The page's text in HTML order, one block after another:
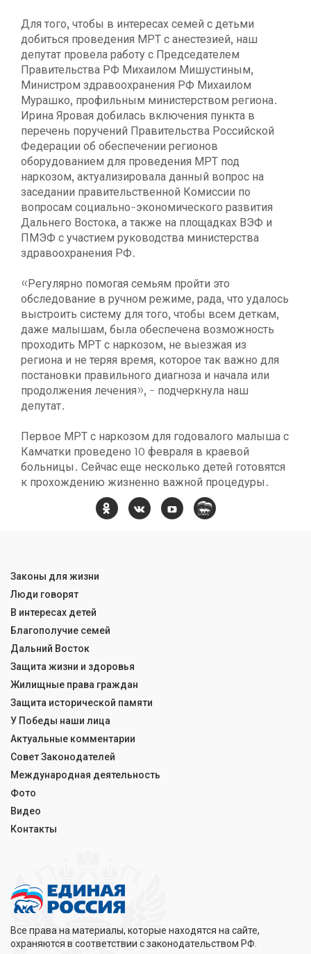
Для того, чтобы в интересах семей с детьми
добиться проведения МРТ с анестезией, наш
депутат провела работу с Председателем
Правительства РФ Михаилом Мишустиным,
Министром здравоохранения РФ Михаилом
Мурашко, профильным министерством региона.
Ирина Яровая добилась включения пункта в
перечень поручений Правительства Российской
Федерации об обеспечении регионов
оборудованием для проведения МРТ под
наркозом, актуализировала данный вопрос на
заседании правительственной Комиссии по
вопросам социально-экономического развития
Дальнего Востока, а также на площадках ВЭФ и
ПМЭФ с участием руководства министерства
здравоохранения РФ.
«Регулярно помогая семьям пройти это
обследование в ручном режиме, рада, что удалось
выстроить систему для того, чтобы всем деткам,
даже малышам, была обеспечена возможность
проходить МРТ с наркозом, не выезжая из
региона и не теряя время, которое так важно для
постановки правильного диагноза и начала или
продолжения лечения», - подчеркнула наш
депутат.
Первое МРТ с наркозом для годовалого малыша с
Камчатки проведено 10 февраля в краевой
больницы. Сейчас еще несколько детей готовятся
к прохождению жизненно важной процедуры.
Все права на материалы, которые находятся на сайте,
охраняются в соответствии с законодательством РФ.
Законы для жизни
Люди говорят
В интересах детей
Благополучие семей
Дальний Восток
Защита жизни и здоровья
Жилищные права граждан
Защита исторической памяти
У Победы наши лица
Актуальные комментарии
Совет Законодателей
Международная деятельность
Фото
Видео
Контакты